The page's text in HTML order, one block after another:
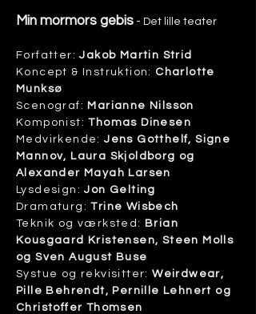
Min mormors gebis - Det lille teater
Forfatter:Jakob Martin Strid
Koncept & Instruktion: Charlotte
Munksø
Scenograf: Marianne Nilsson
Komponist:Thomas Dinesen
Medvirkende:Jens Gotthelf, Signe
Mannov, Laura Skjoldborg og
Alexander Mayah Larsen
Lysdesign:Jon Gelting
Dramaturg:Trine Wisbech
Teknik og værksted:
Brian
Kousgaard Kristensen, Steen Molls
og Sven August Buse
Systue og rekvisitter:Weirdwear,
Pille Behrendt, Pernille Lehnert og
Christoffer Thomsen